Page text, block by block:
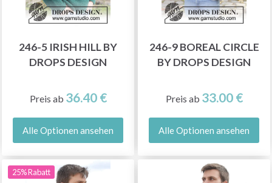
246-5 IRISH HILL BY
DROPS DESIGN
Preis ab 36.40 €
Alle Optionen ansehen
246-9 BOREAL CIRCLE
BY DROPS DESIGN
Preis ab 33.00 €
Alle Optionen ansehen
25% Rabatt